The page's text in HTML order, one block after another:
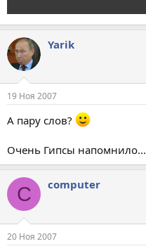
Yarik
19 Ноя 2007
А пару слов?
Очень Гипсы напомнило...
C computer
20 Ноя 2007